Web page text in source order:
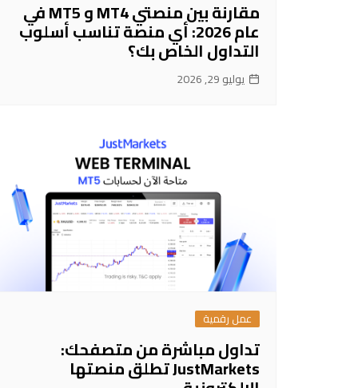
مقارنة بين منصتي MT4 و MT5 في
عام 2026: أي منصة تناسب أسلوب
التداول الخاص بك؟
يوليو 29, 2026
عمل رقمية
تداول مباشرة من متصفحك:
JustMarkets تطلق منصتها